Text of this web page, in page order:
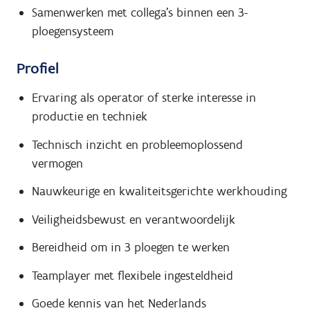
Samenwerken met collega's binnen een 3-
ploegensysteem
Profiel
Ervaring als operator of sterke interesse in
productie en techniek
Technisch inzicht en probleemoplossend
vermogen
Nauwkeurige en kwaliteitsgerichte werkhouding
Veiligheidsbewust en verantwoordelijk
Bereidheid om in 3 ploegen te werken
Teamplayer met flexibele ingesteldheid
Goede kennis van het Nederlands